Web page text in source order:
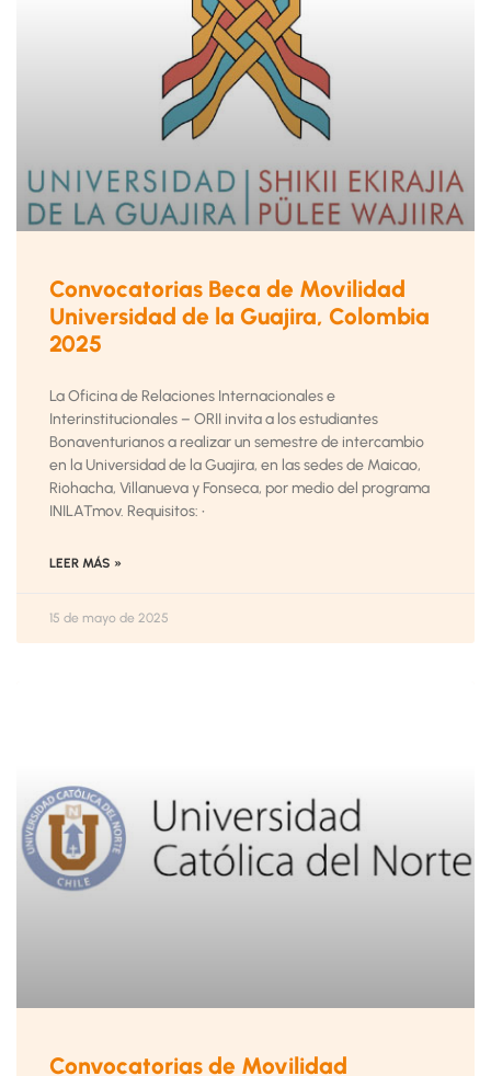
Convocatorias Beca de Movilidad
Universidad de la Guajira, Colombia
2025
La Oficina de Relaciones Internacionales e
Interinstitucionales – ORII invita a los estudiantes
Bonaventurianos a realizar un semestre de intercambio
en la Universidad de la Guajira, en las sedes de Maicao,
Riohacha, Villanueva y Fonseca, por medio del programa
INILATmov. Requisitos: •
LEER MÁS »
15 de mayo de 2025
Convocatorias de Movilidad